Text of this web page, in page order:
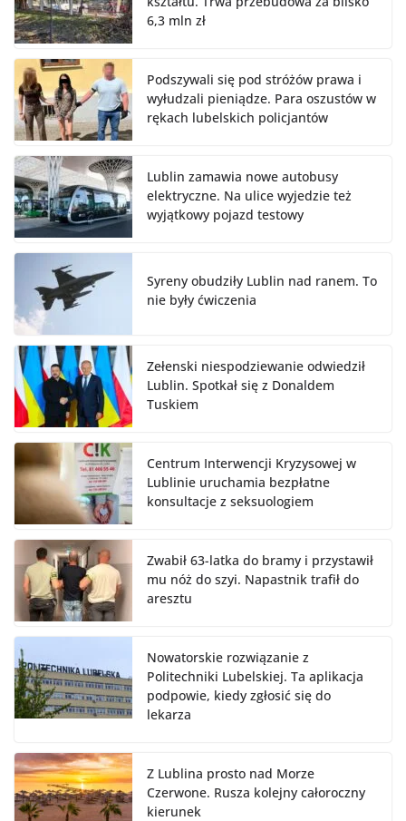
6,3 mln zł
Podszywali się pod stróżów prawa i
wyłudzali pieniądze. Para oszustów w
rękach lubelskich policjantów
Lublin zamawia nowe autobusy
elektryczne. Na ulice wyjedzie też
wyjątkowy pojazd testowy
Syreny obudziły Lublin nad ranem. To
nie były ćwiczenia
Zełenski niespodziewanie odwiedził
Lublin. Spotkał się z Donaldem
Tuskiem
Centrum Interwencji Kryzysowej w
Lublinie uruchamia bezpłatne
konsultacje z seksuologiem
Zwabił 63-latka do bramy i przystawił
mu nóż do szyi. Napastnik trafił do
aresztu
Nowatorskie rozwiązanie z
Politechniki Lubelskiej. Ta aplikacja
podpowie, kiedy zgłosić się do
lekarza
Z Lublina prosto nad Morze
Czerwone. Rusza kolejny całoroczny
kierunek